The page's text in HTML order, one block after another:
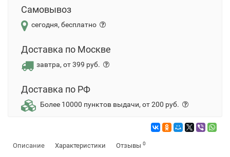
Самовывоз
сегодня, бесплатно
Доставка по Москве
завтра, от 399 руб.
Доставка по РФ
Более 10000 пунктов выдачи, от 200 руб.
Описание Характеристики Отзывы 0